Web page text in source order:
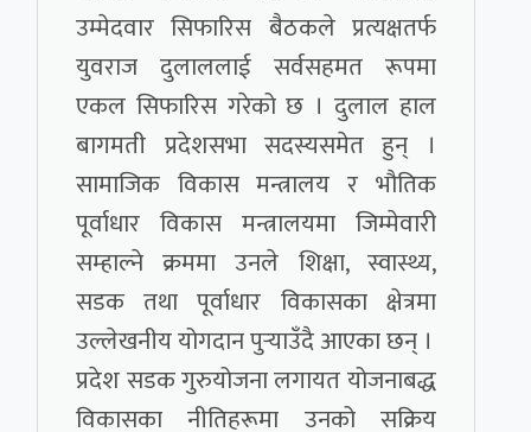
उम्मेदवार सिफारिस बैठकले प्रत्यक्षतर्फ
युवराज दुलाललाई सर्वसहमत रूपमा
एकल सिफारिस गरेको छ । दुलाल हाल
बागमती प्रदेशसभा सदस्यसमेत हुन् ।
सामाजिक विकास मन्त्रालय र भौतिक
पूर्वाधार विकास मन्त्रालयमा जिम्मेवारी
सम्हाल्ने क्रममा उनले शिक्षा, स्वास्थ्य,
सडक तथा पूर्वाधार विकासका क्षेत्रमा
उल्लेखनीय योगदान पुर्‍याउँदै आएका छन् ।
प्रदेश सडक गुरुयोजना लगायत योजनाबद्ध
विकासका नीतिहरूमा उनको सक्रिय